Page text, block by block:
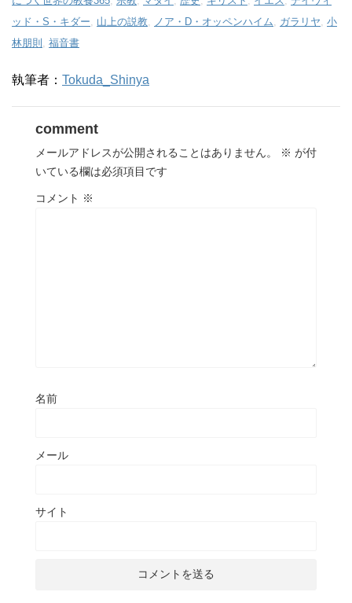
ッド・S・キダー, 山上の説教, ノア・D・オッペンハイム, ガラリヤ, 小
林朋則 , 福音書
執筆者： Tokuda_Shinya
comment
メールアドレスが公開されることはありません。 ※ が付
いている欄は必須項目です
コメント ※
名前
メール
サイト